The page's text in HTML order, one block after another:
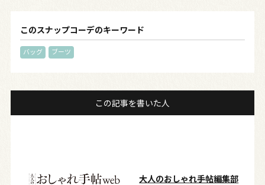
このスナップコーデのキーワード
バッグ ブーツ
この記事を書いた人
大人のおしゃれ手帖編集部